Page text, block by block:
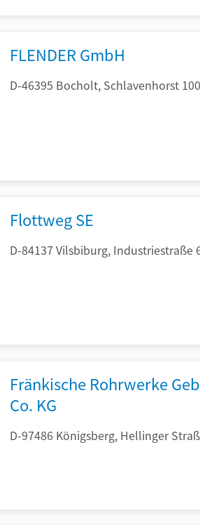
FLENDER GmbH
D-46395 Bocholt, Schlavenhorst 100
Flottweg SE
D-84137 Vilsbiburg, Industriestraße
Fränkische Rohrwerke
Co. KG
D-97486 Königsberg, Hellinger